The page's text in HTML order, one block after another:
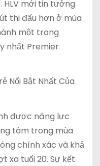
HLV mới tin tưởng
thi đấu hơn ở mùa
một trong
nhất Premier
Nổi Bật Nhất Của
được năng lực
tâm trong mùa
chính xác và khả
xa tuổi 20. Sự kết